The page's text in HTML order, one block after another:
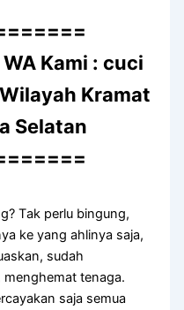
Kami : cuci
Kramat
Selatan
Tаk perlu bingung,
kе уаng ahlinya saja,
ѕudаh
tenaga.
ѕаја ѕеmuа